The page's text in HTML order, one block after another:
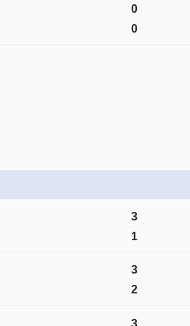
0
0
3
1
3
2
3